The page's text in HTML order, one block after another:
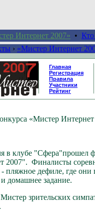
Интернет 2007» • Кто
› «Мистер Интернет
Главная
Регистрация
Правила
Участники
Рейтинг
«Мистер Интернет
в клубе "Сфера"прошел
2007". Финалисты
пляжное дефиле, где они
и домашнее задание.
зрительских
.